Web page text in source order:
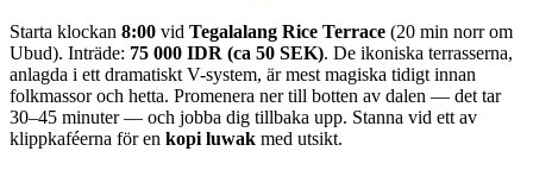
Starta klockan 8:00 vid Tegalalang Rice Terrace (20 min norr om
Ubud). Inträde: 75 000 IDR (ca 50 SEK). De ikoniska terrasserna,
anlagda i ett dramatiskt V-system, är mest magiska tidigt innan
folkmassor och hetta. Promenera ner till botten av dalen — det tar
30–45 minuter — och jobba dig tillbaka upp. Stanna vid ett av
klippkaféerna för en kopi luwak med utsikt.